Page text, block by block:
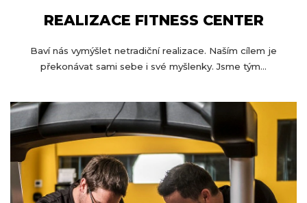
REALIZACE FITNESS CENTER
Baví nás vymýšlet netradiční realizace. Naším cílem je
překonávat sami sebe i své myšlenky. Jsme tým...